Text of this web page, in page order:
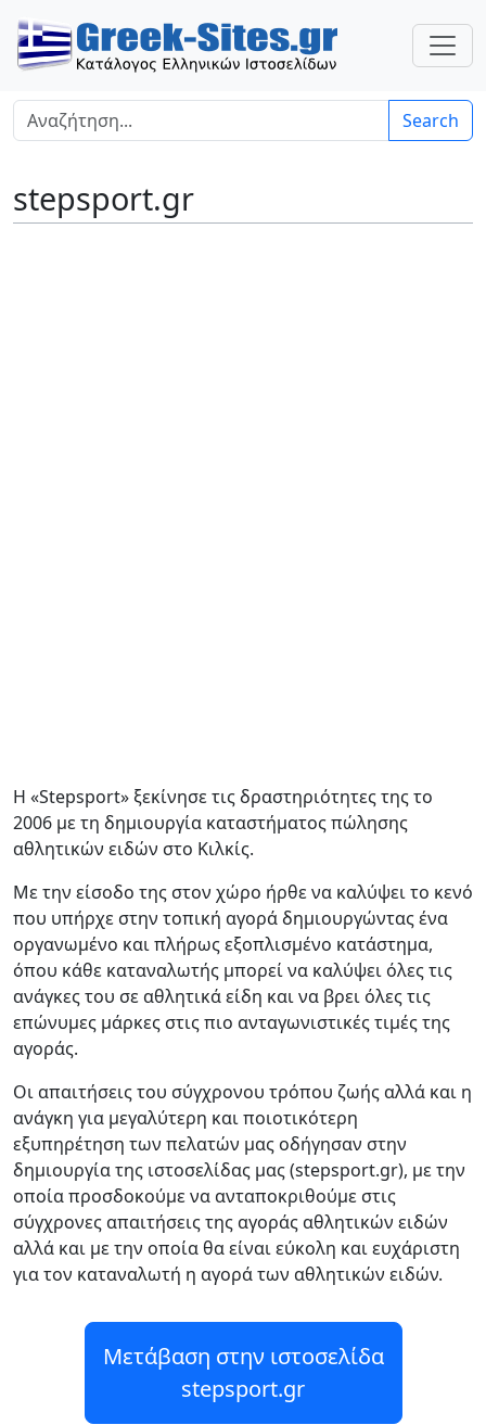
Search
stepsport.gr
Η «Stepsport» ξεκίνησε τις δραστηριότητες της το
2006 με τη δημιουργία καταστήματος πώλησης
αθλητικών ειδών στο Κιλκίς.
Με την είσοδο της στον χώρο ήρθε να καλύψει το κενό
που υπήρχε στην τοπική αγορά δημιουργώντας ένα
οργανωμένο και πλήρως εξοπλισμένο κατάστημα,
όπου κάθε καταναλωτής μπορεί να καλύψει όλες τις
ανάγκες του σε αθλητικά είδη και να βρει όλες τις
επώνυμες μάρκες στις πιο ανταγωνιστικές τιμές της
αγοράς.
Οι απαιτήσεις του σύγχρονου τρόπου ζωής αλλά και η
ανάγκη για μεγαλύτερη και ποιοτικότερη
εξυπηρέτηση των πελατών μας οδήγησαν στην
δημιουργία της ιστοσελίδας μας (stepsport.gr), με την
οποία προσδοκούμε να ανταποκριθούμε στις
σύγχρονες απαιτήσεις της αγοράς αθλητικών ειδών
αλλά και με την οποία θα είναι εύκολη και ευχάριστη
για τον καταναλωτή η αγορά των αθλητικών ειδών.
Μετάβαση στην ιστοσελίδα
stepsport.gr